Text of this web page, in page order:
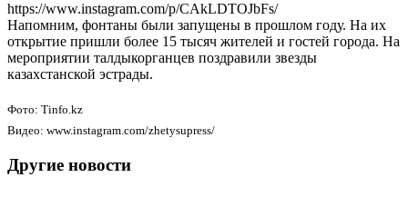
https://www.instagram.com/p/CAkLDTOJbFs/
Напомним, фонтаны были запущены в прошлом году. На их
открытие пришли более 15 тысяч жителей и гостей города. На
мероприятии талдыкорганцев поздравили звезды
казахстанской эстрады.
Фото: Tinfo.kz
Видео: www.instagram.com/zhetysupress/
Другие новости